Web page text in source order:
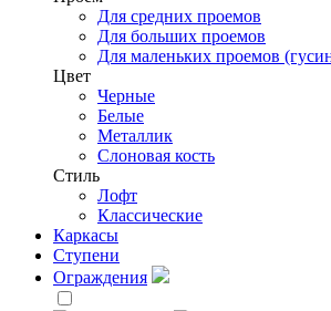
Для средних проемов
Для больших проемов
Для маленьких проемов
Цвет
Черные
Белые
Металлик
Слоновая кость
Стиль
Лофт
Классические
Каркасы
Ступени
Ограждения